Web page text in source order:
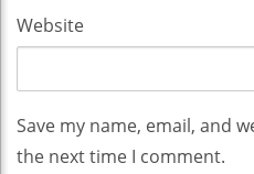
Website
Save my name, email, and
the next time I comment.